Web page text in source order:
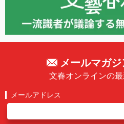
メールマガジ
文春オンラインの
メールアドレス